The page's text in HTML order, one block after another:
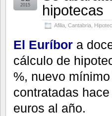
hipotecas
Afilia Cantabria
2015
El Euríbor a
cálculo de
%, nuevo
contratadas
euros al año.